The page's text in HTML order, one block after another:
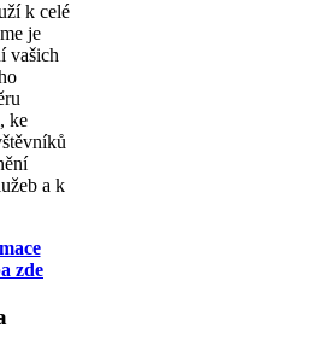
k celé
je
vašich
ke
a k
zde